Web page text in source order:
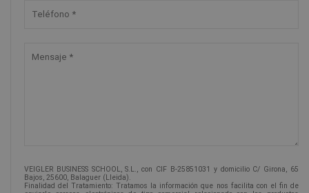
VEIGLER BUSINESS SCHOOL, S.L., con CIF B-25851031 y domicilio C/ Girona, 65
Bajos, 25600, Balaguer (Lleida).
Finalidad del Tratamiento: Tratamos la información que nos facilita con el fin de